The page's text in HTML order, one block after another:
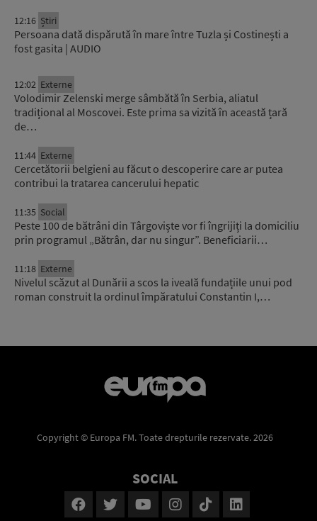
12:16 Știri
Persoana dată dispărută în mare între Tuzla și Costinești a
fost gasita | AUDIO
12:02 Externe
Volodimir Zelenski merge sâmbătă în Serbia, aliatul
tradițional al Moscovei. Este prima sa vizită în această țară
de…
11:44 Externe
Cercetătorii belgieni au făcut o descoperire care ar putea
contribui la tratarea cancerului hepatic
11:35 Social
Peste 100 de bătrâni din Târgoviște vor fi îngrijiți la domiciliu
prin programul „Bătrân, dar nu singur”. Beneficiarii…
11:18 Externe
Nivelul scăzut al Dunării a scos la iveală fundațiile unui pod
roman construit la ordinul împăratului Constantin I,…
Copyright © Europa FM. Toate drepturile rezervate. 2026
SOCIAL